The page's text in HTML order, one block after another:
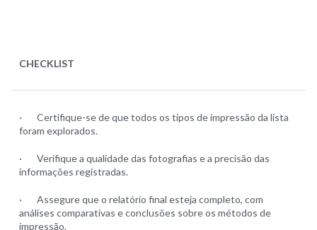
CHECKLIST
· Certifique-se de que todos os tipos de impressão da lista
foram explorados.
· Verifique a qualidade das fotografias e a precisão das
informações registradas.
· Assegure que o relatório final esteja completo, com
análises comparativas e conclusões sobre os métodos de
impressão.